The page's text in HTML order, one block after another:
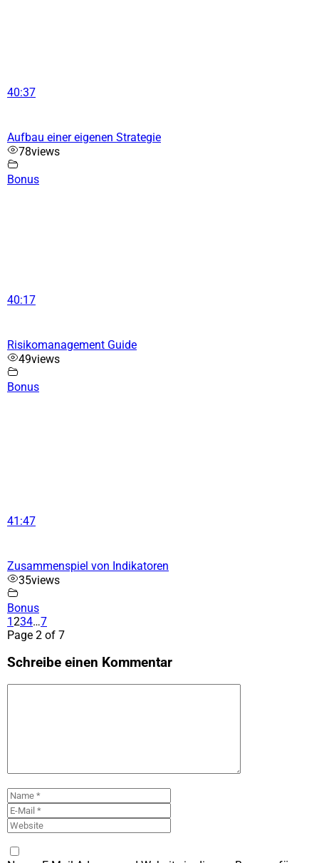
40:37
Aufbau einer eigenen Strategie
78views
Bonus
40:17
Risikomanagement Guide
49views
Bonus
41:47
Zusammenspiel von Indikatoren
35views
Bonus
1234…7
Page 2 of 7
Schreibe einen Kommentar
Name
Mail